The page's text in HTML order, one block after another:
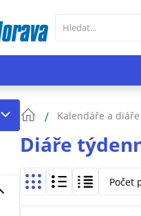
Kalendáře a diáře
Diáře
Počet